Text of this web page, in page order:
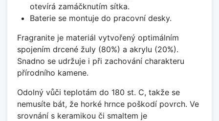
otevírá zamáčknutím sítka.
Baterie se montuje do pracovní desky.
Fragranite je materiál vytvořený optimálním
spojením drcené žuly (80%) a akrylu (20%).
Snadno se udržuje i při zachování charakteru
přírodního kamene.
Odolný vůči teplotám do 180 st. C, takže se
nemusíte bát, že horké hrnce poškodí povrch. Ve
srovnání s keramikou či smaltem je